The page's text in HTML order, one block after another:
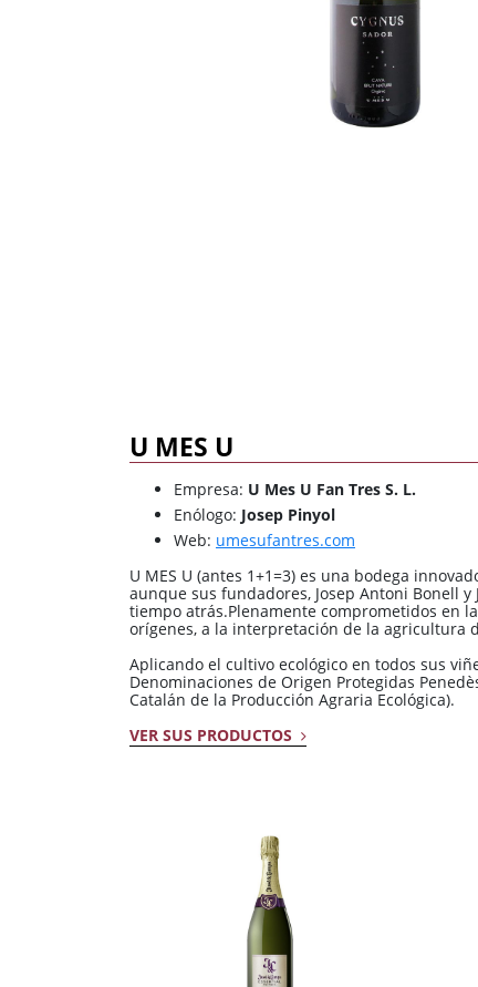
U MES U
Empresa: U Mes U Fan Tres S. L.
Enólogo: Josep Pinyol
Web: umesufantres.com
U MES U (antes 1+1=3) es una bodega
aunque sus fundadores, Josep Antoni Bonell
tiempo atrás.Plenamente comprometidos en
orígenes, a la interpretación de la agricultura
Aplicando el cultivo ecológico en todos sus
Denominaciones de Origen Protegidas
Catalán de la Producción Agraria Ecológica).
VER SUS PRODUCTOS